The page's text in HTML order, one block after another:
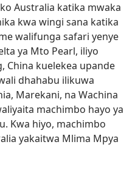
Australia katika mwaka
kwa wingi sana katika
walifunga safari yenye
ya Mto Pearl, iliyo
China kuelekea upande
dhahabu ilikuwa
Marekani, na Wachina
machimbo hayo ya
Kwa hiyo, machimbo
yakaitwa Mlima Mpya